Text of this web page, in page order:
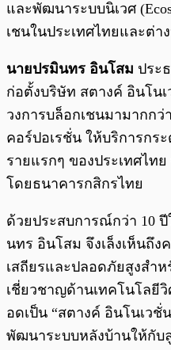
และพัฒนาระบบนิเวศ
เชนในประเทศไทยและต่า
นายปรมินทร อินโสม ประ
ก่อตั้งบริษัท สตางค์ อินโน
วงการบล็อกเชนมามากกว่
คอร์ปอเรชั่น ให้บริการก
รายแรกๆ ของประเทศไท
โดยธนาคารกสิกรไทย
ด้วยประสบการณ์กว่า 10
นทร อินโสม จึงเล็งเห็นถึ
เสถียรและปลอดภัยสูงสำห
เชี่ยวชาญด้านเทคโนโลยี
อดเป็น “สตางค์ อินโนเวชั่
พัฒนาระบบหลังบ้านให้กับ